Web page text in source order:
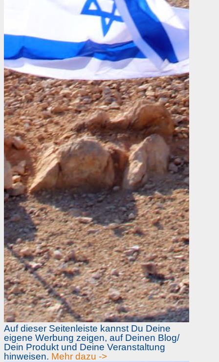
Auf dieser Seitenleiste kannst Du Deine
eigene Werbung zeigen, auf Deinen Blog/
Dein Produkt und Deine Veranstaltung
hinweisen. Mehr dazu ->